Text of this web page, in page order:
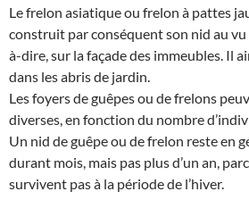
Le frelon asiatique ou frelon à pattes
construit par conséquent son nid au vu
à-dire, sur la façade des immeubles. Il
dans les abris de jardin.
Les foyers de guêpes ou de frelons
diverses, en fonction du nombre
Un nid de guêpe ou de frelon reste en
durant mois, mais pas plus d’un an,
survivent pas à la période de l’hiver.